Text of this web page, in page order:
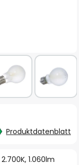
1.060lm
Produktdatenblatt